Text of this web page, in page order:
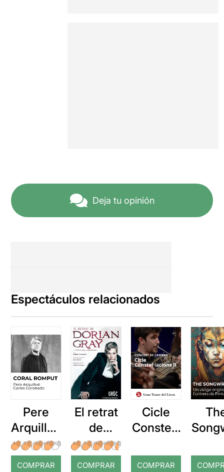
Deja tu opinión
Espectáculos relacionados
Pere
Arquillué
: Coral
romput
COMPRAR
El retrat
de
Dorian
Gray
COMPRAR
Cicle
Constel·l
Concert
COMPRAR